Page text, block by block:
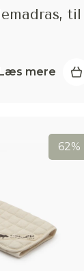
til
mere
62%